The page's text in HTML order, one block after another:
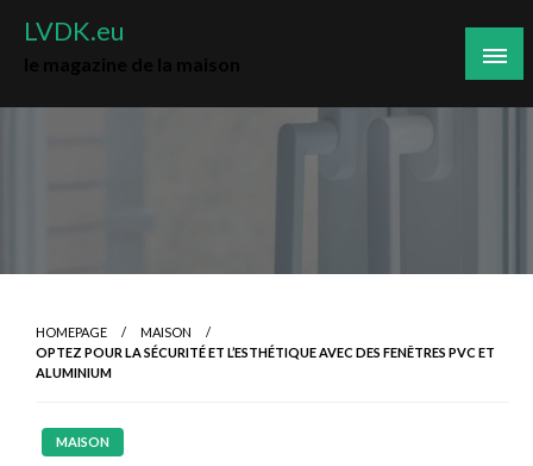
LVDK.eu
HOMEPAGE
MAISON
OPTEZ POUR LA SÉCURITÉ ET L’ESTHÉTIQUE AVEC DES FENÊTRES PVC ET
ALUMINIUM
MAISON